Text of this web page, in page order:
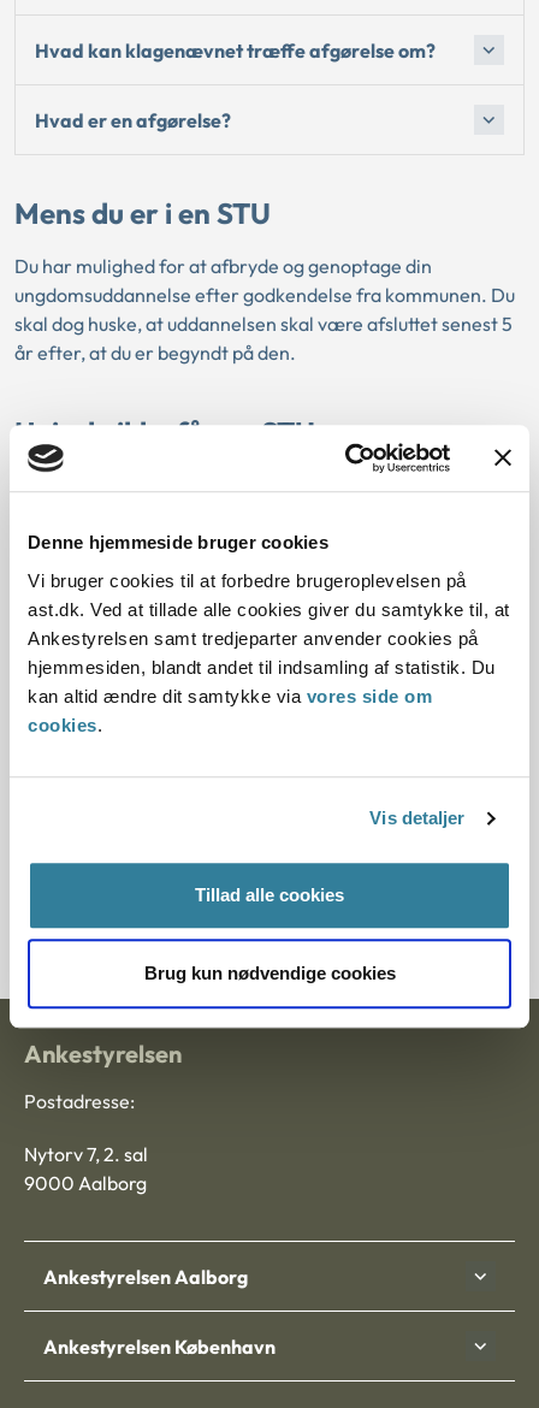
Denne hjemmeside bruger cookies
Vi bruger cookies til at forbedre brugeroplevelsen på
ast.dk. Ved at tillade alle cookies giver du samtykke til, at
Ankestyrelsen samt tredjeparter anvender cookies på
hjemmesiden, blandt andet til indsamling af statistik. Du
kan altid ændre dit samtykke via vores side om
cookies.
Vis detaljer
Tillad alle cookies
Brug kun nødvendige cookies
Hvad kan klagenævnet træffe afgørelse om?
Hvad er en afgørelse?
Mens du er i en STU
Du har mulighed for at afbryde og genoptage din
ungdomsuddannelse efter godkendelse fra kommunen. Du
skal dog huske, at uddannelsen skal være afsluttet senest 5
år efter, at du er begyndt på den.
Hvis du ikke får en STU
tidspunkt. Der er ikke en tidsgrænse for, hvornår du kan
søge igen, men du kan søge, når der er nye oplysninger i din
sag - eksempelvis hvis du har været igennem et nyt forløb.
LÆS OM STU
(STU) på Børne- og Undervisnings-ministeriets
Ankestyrelsen
Postadresse:
Nytorv 7, 2. sal
9000 Aalborg
Ankestyrelsen Aalborg
Ankestyrelsen København